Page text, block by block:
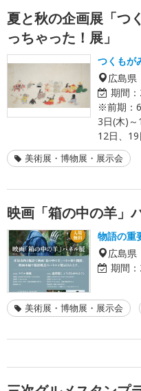
夏と秋の企画展「
っちゃった！展」
つくもが
広島県
期間：
※前期：
3日(木)
12日、
美術展・博物展・展示会
映画「箱の中の羊」
物語の重
広島県
期間：
美術展・博物展・展示会